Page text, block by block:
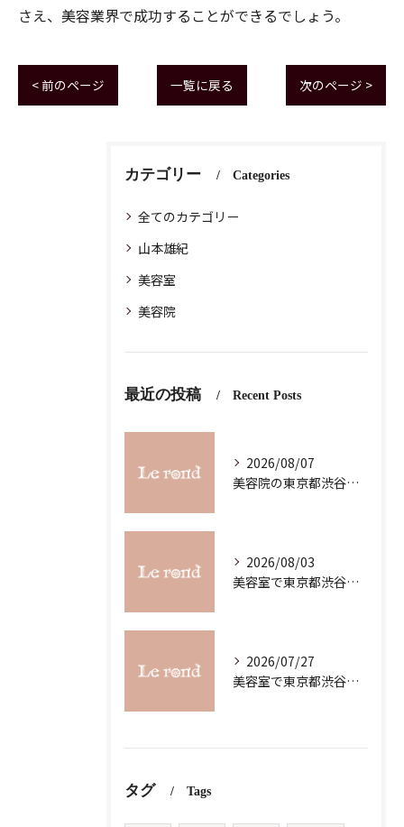
さえ、美容業界で成功することができるでしょう。
< 前のページ 一覧に戻る 次のページ >
カテゴリー Categories
全てのカテゴリー
山本雄紀
美容室
美容院
最近の投稿 Recent Posts
2026/08/07
美容院の東京都渋谷区恵比寿求人募集で理想の働き方と職場選びを徹底解説
2026/08/03
美容室で東京都渋谷区代官山町のスキルアップを目指す最新ガイド
2026/07/27
美容室で東京都渋谷区代官山町の求人条件を詳しく比較し理想の職場を見つけるコツ
タグ Tags